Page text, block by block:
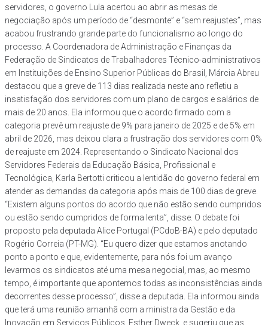
servidores, o governo Lula acertou ao abrir as mesas de
negociação após um período de “desmonte” e “sem reajustes”, mas
acabou frustrando grande parte do funcionalismo ao longo do
processo. A Coordenadora de Administração e Finanças da
Federação de Sindicatos de Trabalhadores Técnico-administrativos
em Instituições de Ensino Superior Públicas do Brasil, Márcia Abreu
destacou que a greve de 113 dias realizada neste ano refletiu a
insatisfação dos servidores com um plano de cargos e salários de
mais de 20 anos. Ela informou que o acordo firmado com a
categoria prevê um reajuste de 9% para janeiro de 2025 e de 5% em
abril de 2026, mas deixou clara a frustração dos servidores com 0%
de reajuste em 2024. Representando o Sindicato Nacional dos
Servidores Federais da Educação Básica, Profissional e
Tecnológica, Karla Bertotti criticou a lentidão do governo federal em
atender as demandas da categoria após mais de 100 dias de greve.
“Existem alguns pontos do acordo que não estão sendo cumpridos
ou estão sendo cumpridos de forma lenta”, disse. O debate foi
proposto pela deputada Alice Portugal (PCdoB-BA) e pelo deputado
Rogério Correia (PT-MG). “Eu quero dizer que estamos anotando
ponto a ponto e que, evidentemente, para nós foi um avanço
levarmos os sindicatos até uma mesa negocial, mas, ao mesmo
tempo, é importante que apontemos todas as inconsistências ainda
decorrentes desse processo”, disse a deputada. Ela informou ainda
que terá uma reunião amanhã com a ministra da Gestão e da
Inovação em Serviços Públicos, Esther Dweck, e sugeriu que as